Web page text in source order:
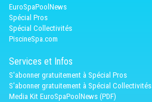
EuroSpaPoolNews
Spécial Pros
Spécial Collectivités
PiscineSpa.com
Services et Infos
S'abonner gratuitement à Spécial Pros
S'abonner gratuitement à Spécial Collectivités
Media Kit EuroSpaPoolNews (PDF)